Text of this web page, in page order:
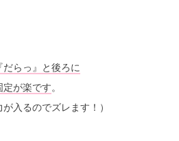
らっ』と後ろに
定が楽です。
入るのでズレます！）